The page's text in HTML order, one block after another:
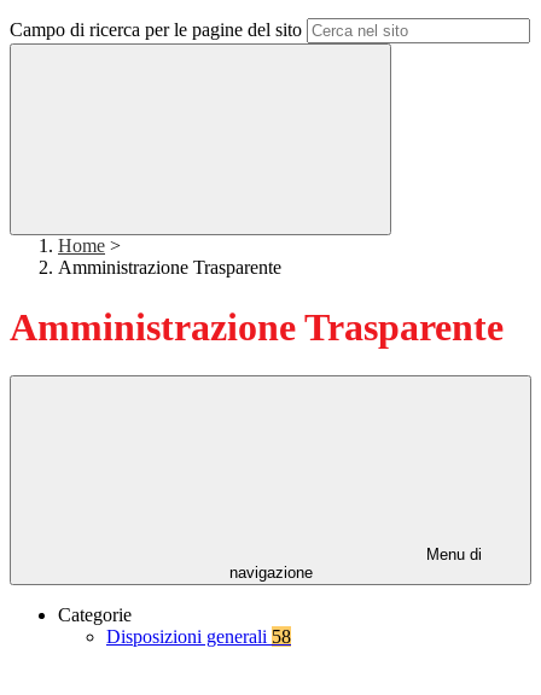
Campo di ricerca per le pagine del sito
Home >
Amministrazione Trasparente
Amministrazione Trasparente
Menu di
navigazione
Categorie
Disposizioni generali 58